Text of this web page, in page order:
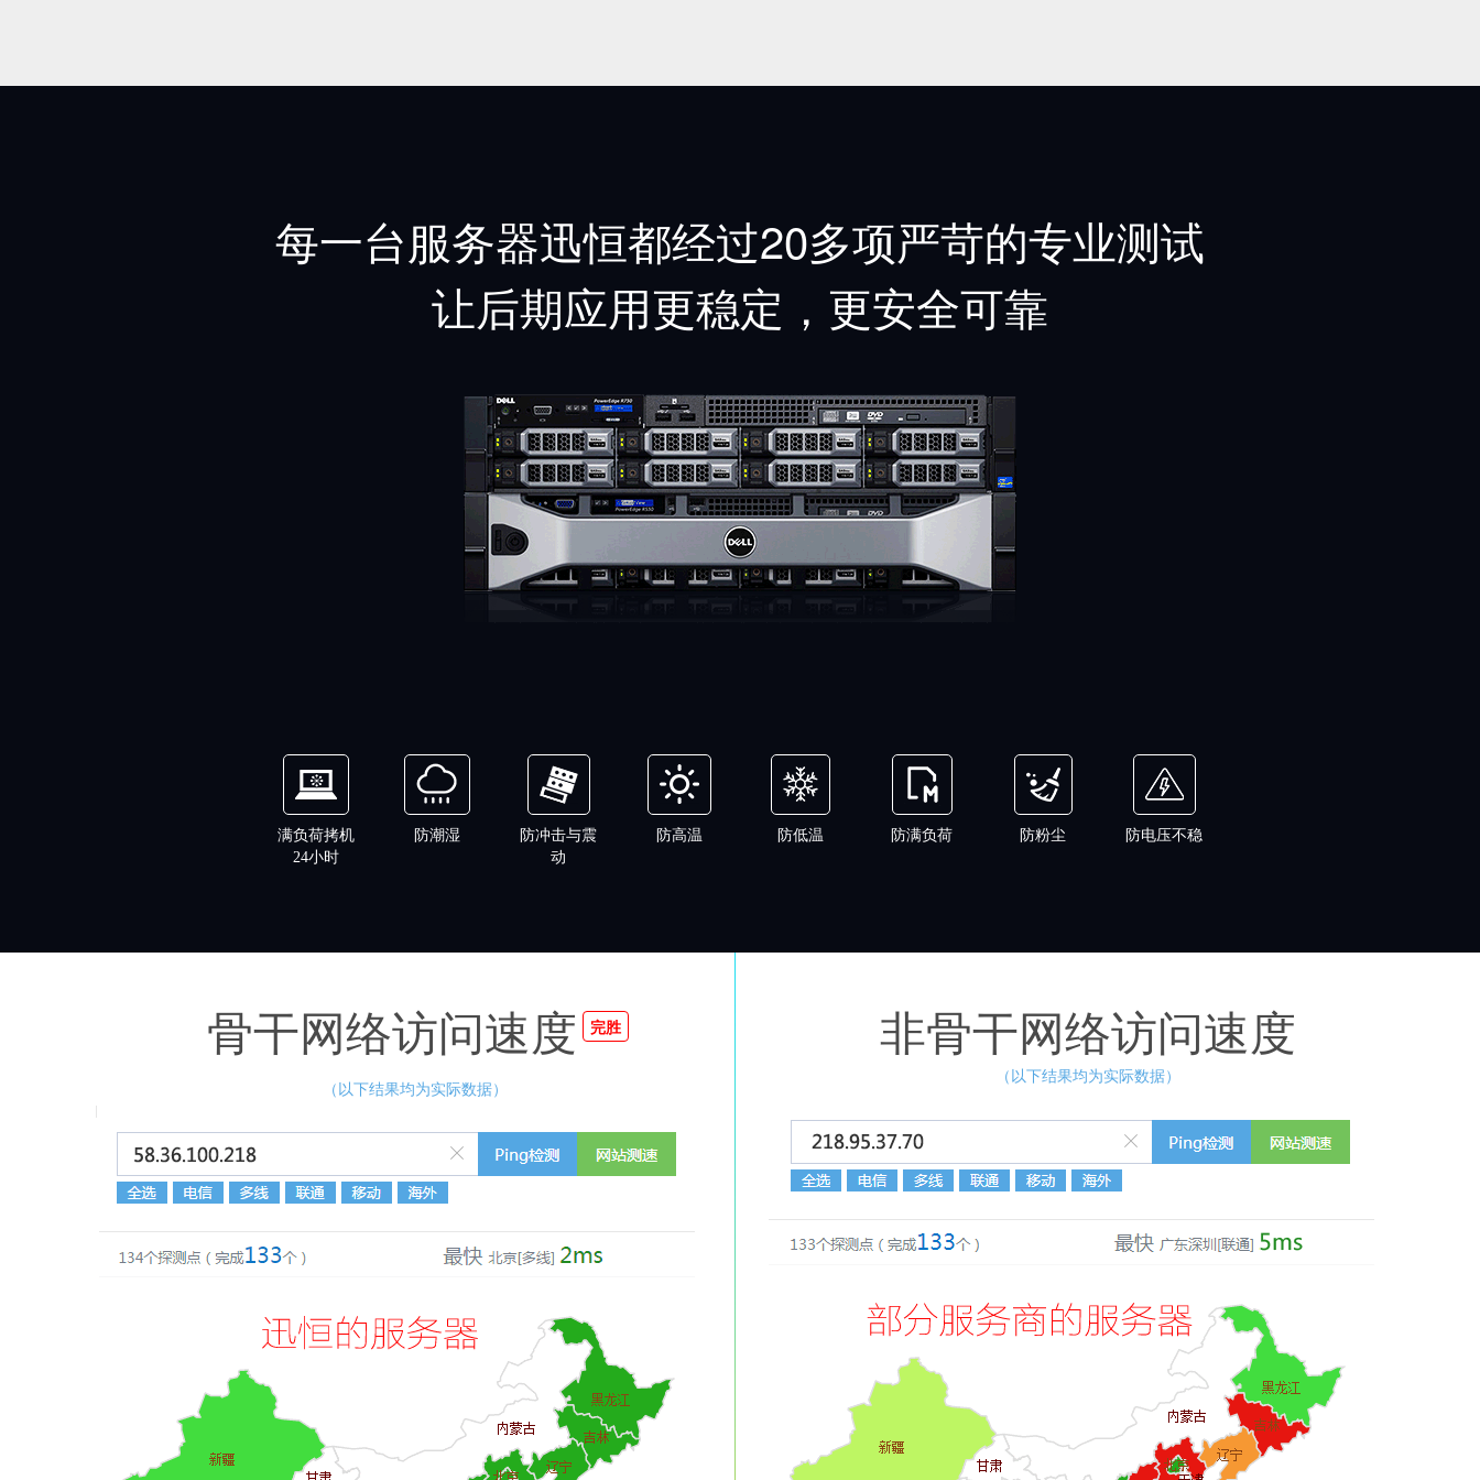
每一台服务器迅恒都经过20多项严苛的专业测试
让后期应用更稳定，更安全可靠
满负荷拷机
24小时
防潮湿
防冲击与震
动
防高温 防低温 防满负荷 防粉尘 防电压不稳
骨干网络访问速度 完胜
（以下结果均为实际数据）
非骨干网络访问速度
（以下结果均为实际数据）